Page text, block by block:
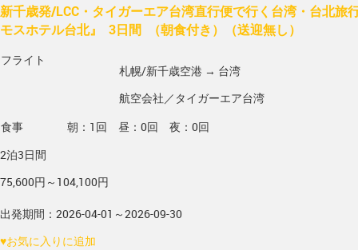
新千歳発/LCC・タイガーエア台湾直行便で行く台湾・台北旅
モスホテル台北』 3日間 （朝食付き）（送迎無し）
フライト
札幌/新千歳空港 → 台湾
航空会社／タイガーエア台湾
食事
朝：1回 昼：0回 夜：0回
2泊3日間
75,600円～104,100円
出発期間：2026-04-01～2026-09-30
♥お気に入りに追加